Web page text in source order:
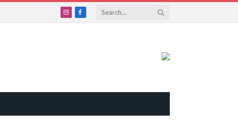
InstagramFacebook